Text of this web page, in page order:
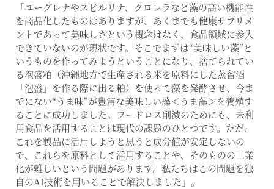
「ユーグレナやスピルリナ、クロレラなど藻の高い機能性
を商品化したものはありますが、あくまでも健康サプリメ
ントであって美味しさという概念はなく、食品領域に参入
できていないのが現状です。そこでまずは“美味しい藻”と
いうものを作ってみようということになり、捨てられてい
る泡盛粕（沖縄地方で生産される米を原料にした蒸留酒
「泡盛」を作る際に出る粕）を使って藻を発酵させ、今ま
でにない“うま味”が豊富な美味しい藻＜うま藻＞を養殖す
ることに成功しました。フードロス削減のためにも、未利
用食品を活用することは現代の課題のひとつです。ただ、
これを製品に活用しようと思うと成分値が安定しないの
で、これらを原料として活用することや、そのものの工業
化が難しいという問題があります。私たちはこの問題を独
自のAI技術を用いることで解決しました」。